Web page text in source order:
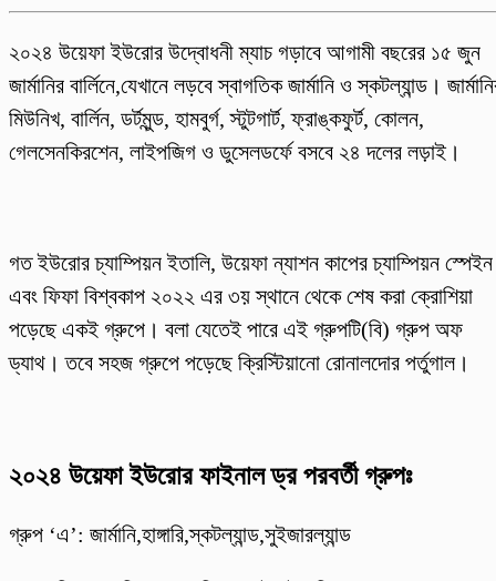
২০২৪ উয়েফা ইউরোর উদ্বোধনী ম্যাচ গড়াবে আগামী বছরের ১৫ জুন
জার্মানির বার্লিনে,যেখানে লড়বে স্বাগতিক জার্মানি ও স্কটল্যান্ড।
মিউনিখ, বার্লিন, ডর্টমুন্ড, হামবুর্গ, স্টুটগার্ট, ফ্রাঙ্কফুর্ট, কোলন,
গেলসেনকিরশেন, লাইপজিগ ও ডুসেলডর্ফে বসবে ২৪ দলের লড়াই।
গত ইউরোর চ্যাম্পিয়ন ইতালি, উয়েফা ন্যাশন কাপের চ্যাম্পিয়ন স্পেইন
এবং ফিফা বিশ্বকাপ ২০২২ এর ৩য় স্থানে থেকে শেষ করা ক্রোশিয়া
পড়েছে একই গ্রুপে। বলা যেতেই পারে এই গ্রুপটি(বি) গ্রুপ অফ
ড্যাথ। তবে সহজ গ্রুপে পড়েছে ক্রিস্টিয়ানো রোনালদোর পর্তুগাল।
২০২৪ উয়েফা ইউরোর ফাইনাল ড্র পরবর্তী গ্রুপঃ
গ্রুপ ‘এ’: জার্মানি,হাঙ্গারি,স্কটল্যান্ড,সুইজারল্যান্ড